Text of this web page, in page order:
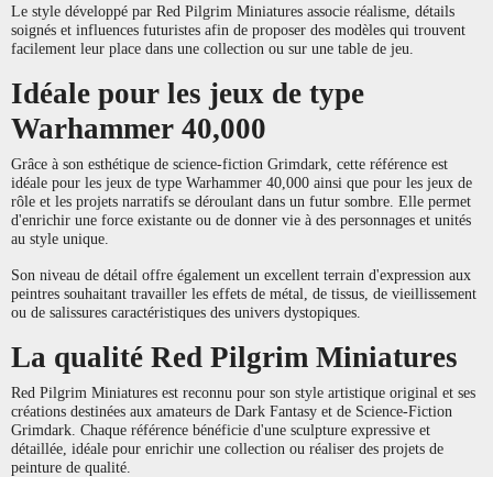
Le style développé par Red Pilgrim Miniatures associe réalisme, détails
soignés et influences futuristes afin de proposer des modèles qui trouvent
facilement leur place dans une collection ou sur une table de jeu.
Idéale pour les jeux de type
Warhammer 40,000
Grâce à son esthétique de science-fiction Grimdark, cette référence est
idéale pour les jeux de type Warhammer 40,000 ainsi que pour les jeux de
rôle et les projets narratifs se déroulant dans un futur sombre. Elle permet
d'enrichir une force existante ou de donner vie à des personnages et unités
au style unique.
Son niveau de détail offre également un excellent terrain d'expression aux
peintres souhaitant travailler les effets de métal, de tissus, de vieillissement
ou de salissures caractéristiques des univers dystopiques.
La qualité Red Pilgrim Miniatures
Red Pilgrim Miniatures est reconnu pour son style artistique original et ses
créations destinées aux amateurs de Dark Fantasy et de Science-Fiction
Grimdark. Chaque référence bénéficie d'une sculpture expressive et
détaillée, idéale pour enrichir une collection ou réaliser des projets de
peinture de qualité.